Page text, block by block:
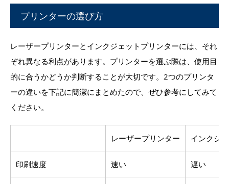
プリンターの選び方
レーザープリンターとインクジェットプリンターには、それ
ぞれ異なる利点があります。プリンターを選ぶ際は、使用目
的に合うかどうか判断することが大切です。2つのプリンタ
ーの違いを下記に簡潔にまとめたので、ぜひ参考にしてみて
ください。
レーザープリンター インクジ
印刷速度 速い 遅い